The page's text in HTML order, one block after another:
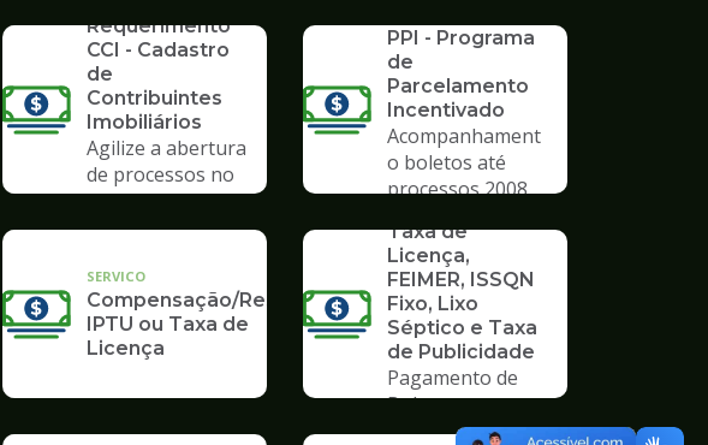
Requerimento
CCI - Cadastro
de
Contribuintes
Imobiliários
Agilize a abertura
de processos no
Poupatempo
PPI - Programa
de
Parcelamento
Incentivado
Acompanhament
o boletos até
processos 2008
SERVICO
Compensação/Restituição
IPTU ou Taxa de
Licença
Taxa de
Licença,
FEIMER, ISSQN
Fixo, Lixo
Séptico e Taxa
de Publicidade
Pagamento de
Boleto